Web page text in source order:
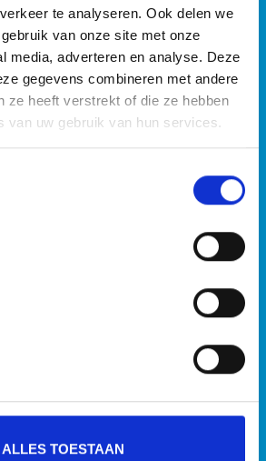
te analyseren. Ook delen we
van onze site met onze
media, adverteren en analyse. Deze
gegevens combineren met andere
ze heeft verstrekt of die ze hebben
van uw gebruik van hun services.
ALLES TOESTAAN
Disclaimer